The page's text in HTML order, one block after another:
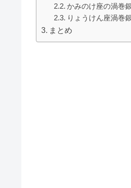
かみのけ座の渦巻
りょうけん座渦巻
まとめ